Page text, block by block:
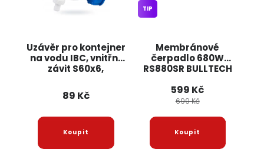
Uzávěr pro kontejner
na vodu IBC, vnitřní
závit S60x6,
ocelovým závitem
1/2" a těsněním
89 Kč
Membránové
čerpadlo 680W
RS880SR BULLTECH
TIP
599 Kč
699 Kč